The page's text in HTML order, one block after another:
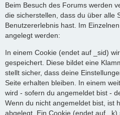
Beim Besuch des Forums werden
die sicherstellen, dass du über alle
Benutzererlebnis hast. Im
angelegt werden:
In einem Cookie (endet auf _sid)
gespeichert. Diese bildet eine
stellt sicher, dass deine
Seite erhalten bleiben. In einem
wird - sofern du angemeldet bist -
Wenn du nicht angemeldet bist, ist
abgelegt. Ein Cookie (endet auf